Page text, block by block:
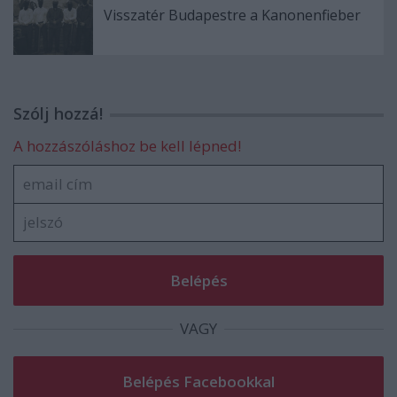
Visszatér Budapestre a Kanonenfieber
Szólj hozzá!
A hozzászóláshoz be kell lépned!
VAGY